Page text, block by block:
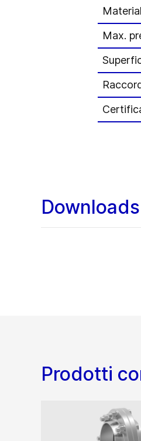
Max.
Downloads
Prodotti